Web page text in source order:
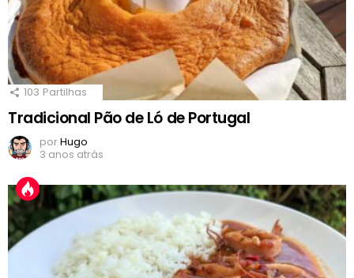
103 Partilhas
Tradicional Pão de Ló de Portugal
porHugo
3 anos atrás